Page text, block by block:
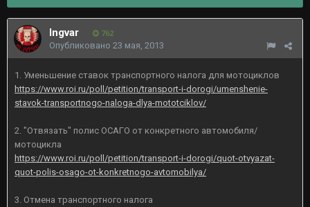
Ingvar 762
Опубликовано 23 мая, 2013
1. Уменьшение ставок транспортного налога для мотоциклов
https://www.roi.ru/poll/petition/transport-i-dorogi/umenshenie-
stavok-transportnogo-naloga-dlya-mototciklov/
2. "Отвязать" полис ОСАГО от конкретного автомобиля/
мотоцикла
https://www.roi.ru/poll/petition/transport-i-dorogi/quot-otvyazat-
quot-polis-osago-ot-konkretnogo-avtomobilya/
3. Отмена транспортного налога